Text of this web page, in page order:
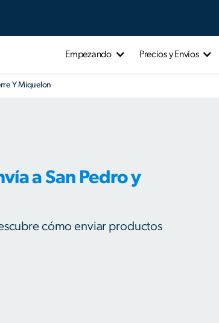
Empezando Precios y Envíos
Y Miquelon
a San Pedro y
cómo enviar productos